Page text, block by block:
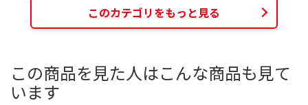
このカテゴリをもっと見る
この商品を見た人はこんな商品も見て
います